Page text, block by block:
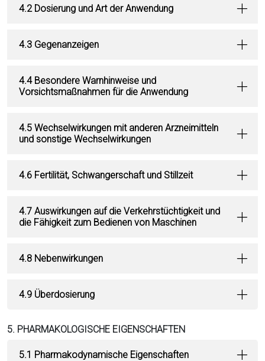
4.2 Dosierung und Art der Anwendung
4.3 Gegenanzeigen
4.4 Besondere Warnhinweise und
Vorsichtsmaßnahmen für die Anwendung
4.5 Wechselwirkungen mit anderen Arzneimitteln
und sonstige Wechselwirkungen
4.6 Fertilität, Schwangerschaft und Stillzeit
4.7 Auswirkungen auf die Verkehrstüchtigkeit und
die Fähigkeit zum Bedienen von Maschinen
4.8 Nebenwirkungen
4.9 Überdosierung
5. PHARMAKOLOGISCHE EIGENSCHAFTEN
5.1 Pharmakodynamische Eigenschaften